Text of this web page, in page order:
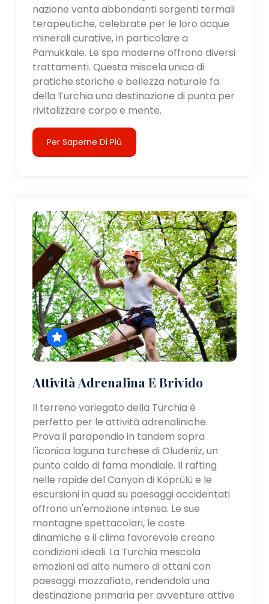
nazione vanta abbondanti sorgenti termali
terapeutiche, celebrate per le loro acque
minerali curative, in particolare a
Pamukkale. Le spa moderne offrono diversi
trattamenti. Questa miscela unica di
pratiche storiche e bellezza naturale fa
della Turchia una destinazione di punta per
rivitalizzare corpo e mente.
Per Saperne Di Più
Attività Adrenalina E Brivido
Il terreno variegato della Turchia è
perfetto per le attività adrenaliniche.
Prova il parapendio in tandem sopra
l'iconica laguna turchese di Oludeniz, un
punto caldo di fama mondiale. Il rafting
nelle rapide del Canyon di Köprülü e le
escursioni in quad su paesaggi accidentati
offrono un'emozione intensa. Le sue
montagne spettacolari, le coste
dinamiche e il clima favorevole creano
condizioni ideali. La Turchia mescola
emozioni ad alto numero di ottani con
paesaggi mozzafiato, rendendola una
destinazione primaria per avventure attive